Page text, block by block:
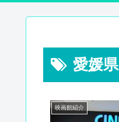
愛媛県
映画館紹介